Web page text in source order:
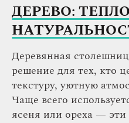
ДЕРЕВО:
Деревянная
решение для тех, кто
текстуру, уютную
Чаще всего
ясеня или ореха —